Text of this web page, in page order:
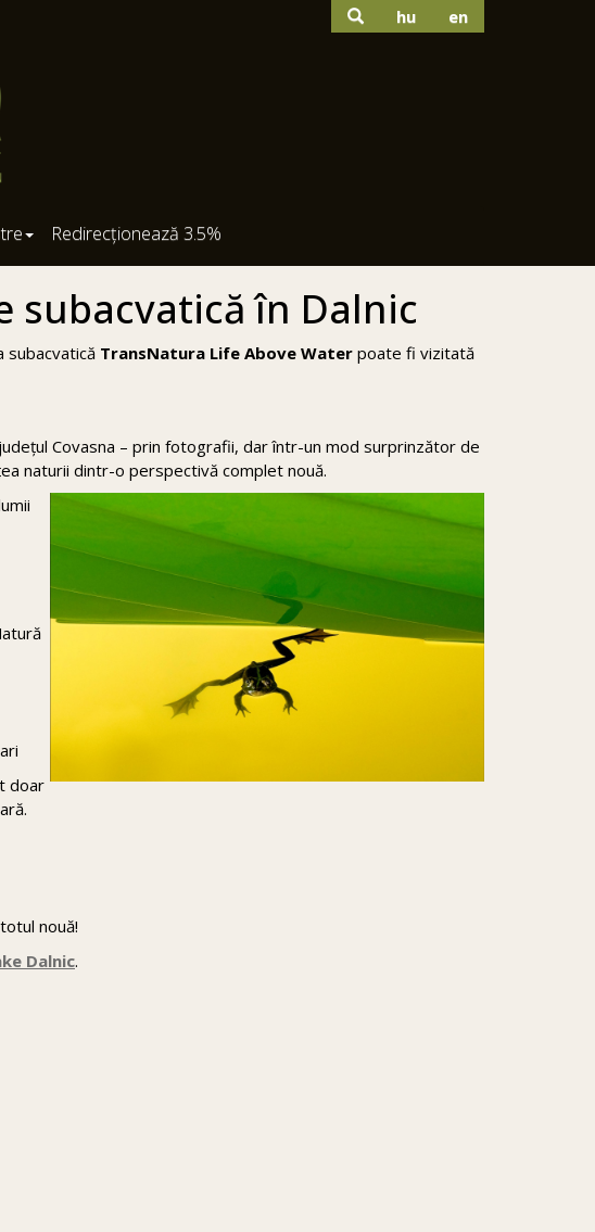
hu en
Redirecționează 3.5%
subacvatică în Dalnic
subacvatică TransNatura Life Above Water poate fi vizitată
Covasna – prin fotografii, dar într-un mod surprinzător de
naturii dintr-o perspectivă complet nouă.
doar
nouă!
Dalnic.